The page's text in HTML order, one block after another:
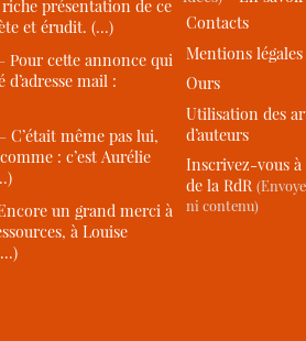
présentation de ce
et érudit. (…)
Pour cette annonce qui
d’adresse mail :
C’était même pas lui,
: c’est Aurélie
un grand merci à
à Louise
Contacts
Mentions légales
Ours
Utilisation des
d’auteurs
Inscrivez-vous
de la RdR
ni contenu)